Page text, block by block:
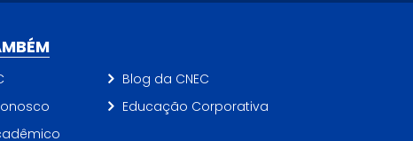
Blog da CNEC
Educação Corporativa